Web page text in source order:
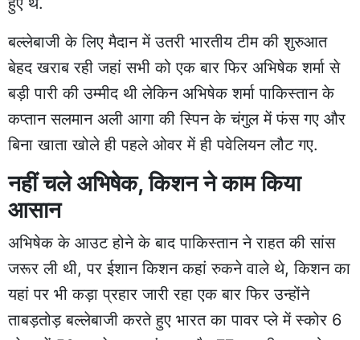
बल्लेबाजी के लिए मैदान में उतरी भारतीय टीम की शुरुआत
बेहद खराब रही जहां सभी को एक बार फिर अभिषेक शर्मा से
बड़ी पारी की उम्मीद थी लेकिन अभिषेक शर्मा पाकिस्तान के
कप्तान सलमान अली आगा की स्पिन के चंगुल में फंस गए और
बिना खाता खोले ही पहले ओवर में ही पवेलियन लौट गए.
नहीं चले अभिषेक, किशन ने काम किया
आसान
अभिषेक के आउट होने के बाद पाकिस्तान ने राहत की सांस
जरूर ली थी, पर ईशान किशन कहां रुकने वाले थे, किशन का
यहां पर भी कड़ा प्रहार जारी रहा एक बार फिर उन्होंने
ताबड़तोड़ बल्लेबाजी करते हुए भारत का पावर प्ले में स्कोर 6